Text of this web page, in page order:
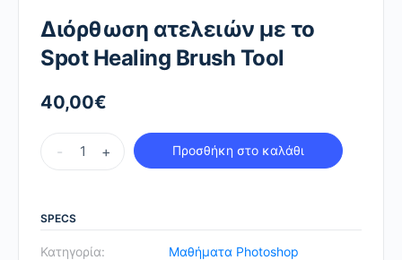
Διόρθωση ατελειών με το
Spot Healing Brush Tool
40,00€
Διόρθωση
ατελειών
το
- + Προσθήκη στο καλάθι
SPECS
Κατηγορία:
Μαθήματα Photoshop